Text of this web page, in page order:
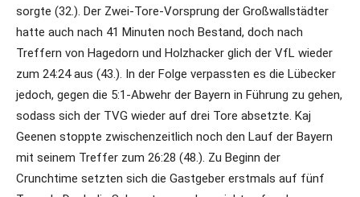
sorgte (32.). Der Zwei-Tore-Vorsprung der Großwallstädter
hatte auch nach 41 Minuten noch Bestand, doch nach
Treffern von Hagedorn und Holzhacker glich der VfL wieder
zum 24:24 aus (43.). In der Folge verpassten es die Lübecker
jedoch, gegen die 5:1-Abwehr der Bayern in Führung zu gehen,
sodass sich der TVG wieder auf drei Tore absetzte. Kaj
Geenen stoppte zwischenzeitlich noch den Lauf der Bayern
mit seinem Treffer zum 26:28 (48.). Zu Beginn der
Crunchtime setzten sich die Gastgeber erstmals auf fünf